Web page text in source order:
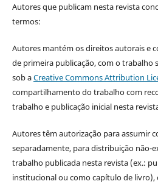
Autores que publicam nesta revista
termos:
Autores mantém os direitos autorais e
de primeira publicação, com o trabalho
sob aCreative Commons Attribution
compartilhamento do trabalho com
trabalho e publicação inicial nesta
Autores têm autorização para assumir
separadamente, para distribuição não-
trabalho publicada nesta revista (ex.:
institucional ou como capítulo de